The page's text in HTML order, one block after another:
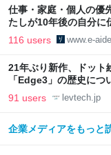
仕事・家庭・個人の優
たしが10年後の自分に
116 users www.e-
21年ぶり新作、ドット
「Edge3」の歴史に
LAB
91 users levtech.jp
企業メディアをもっと